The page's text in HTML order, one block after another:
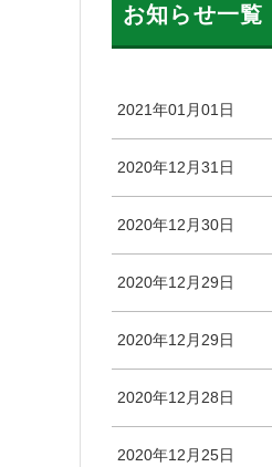
お知らせ一覧
2021年01月01日
2020年12月31日
2020年12月30日
2020年12月29日
2020年12月29日
2020年12月28日
2020年12月25日